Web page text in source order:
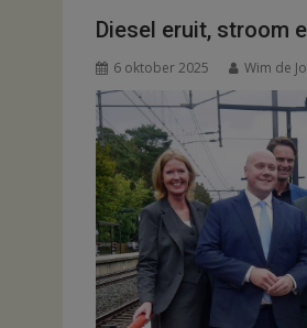
Diesel eruit, stroom
6 oktober 2025 Wim de